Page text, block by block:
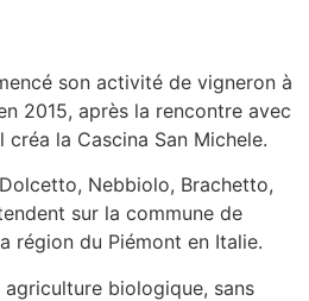
son activité de vigneron à
2015, après la rencontre avec
la Cascina San Michele.
Nebbiolo, Brachetto,
sur la commune de
région du Piémont en Italie.
biologique, sans